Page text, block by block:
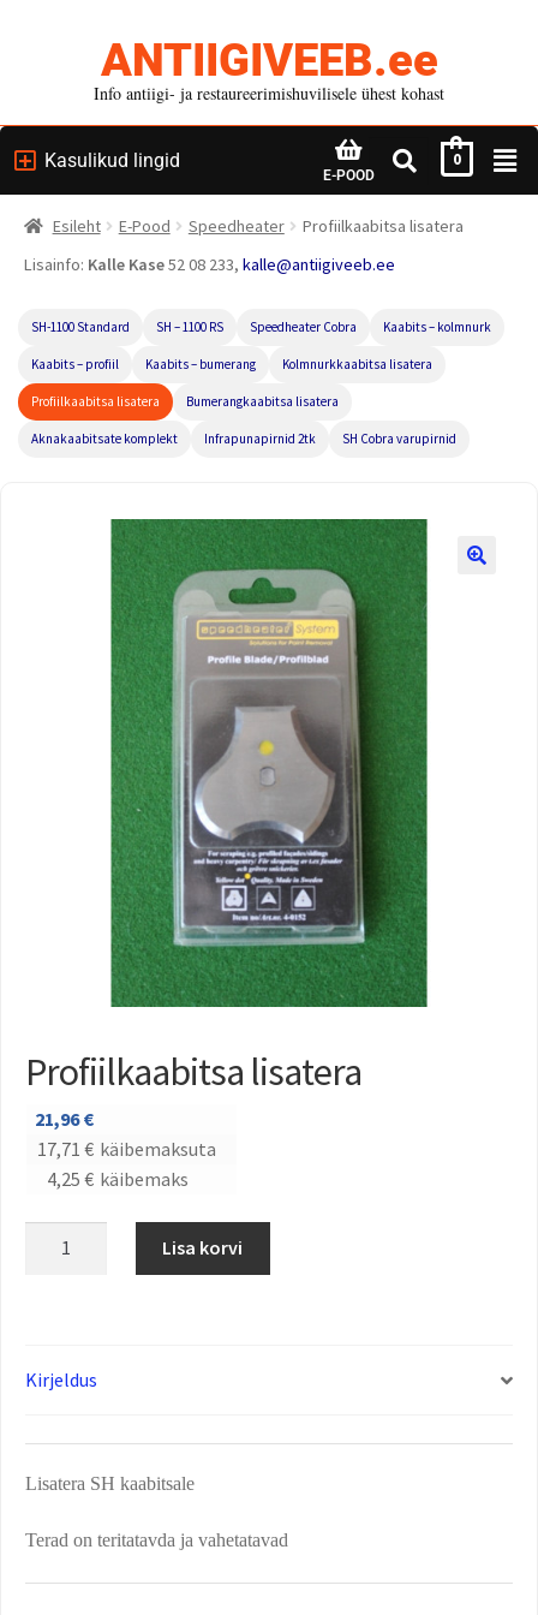
ANTIIGIVEEB.ee
Info antiigi- ja restaureerimishuvilisele ühest kohast
Kasulikud lingid
E-POOD
0
Esileht E-Pood Speedheater
Profiilkaabitsa lisatera
Lisainfo: Kalle Kase52 08 233, kalle@antiigiveeb.ee
SH-1100 Standard SH – 1100 RS Speedheater Cobra Kaabits – kolmnurk
Kaabits – profiil Kaabits – bumerang Kolmnurkkaabitsa lisatera
Profiilkaabitsa lisatera Bumerangkaabitsa lisatera
Aknakaabitsate komplekt Infrapunapirnid 2tk SH Cobra varupirnid
Profiilkaabitsa lisatera
21,96€
17,71 € käibemaksuta
4,25 € käibemaks
Lisa korvi
Kirjeldus
Lisatera SH kaabitsale
Terad on teritatavda ja vahetatavad